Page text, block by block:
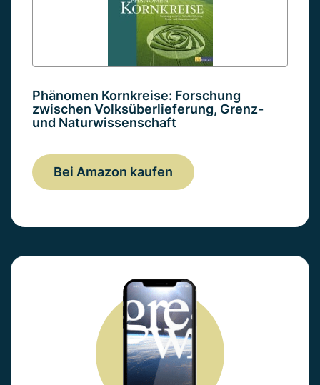
Phänomen Kornkreise: Forschung
zwischen Volksüberlieferung, Grenz-
und Naturwissenschaft
Bei Amazon kaufen